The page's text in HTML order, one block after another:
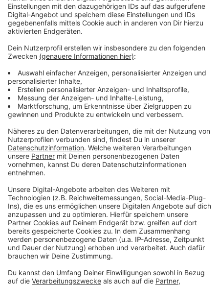
Anzeige
Vorstellen brauchen wir ihn euch nicht. Seit 2003
treibt Jürgen Bangert nun als "Elvis Eifel" seine Späße
am Telefon mit seinen Hörerinnen und Hörern im Radio.
Aber selbst seine 'Opfer' müssen am Ende mit lachen -
wenn auch nicht immer. Und weil ihr nicht genug von
ihm bekommen könnt, ist Elvis nun unter die Podcaster
gegangen. Somit steht euch Elvis rund um die Uhr zur
Verfügung. Hier bekommt Ihr außerdem den
"Directors-Cut" - die Original-Telefonate in längerer
Version. Elvis wird sich mit Kollegen und ehemaligen
"Opfern" über die Telefonate aus den letzten zwei
Jahrzehnten unterhalten. Wir erfahren auch, wie es ihm
dabei ergangen ist und wobei er selbst mal ins
Schleudern gekommen ist. Viel Spaß beim Zuhören und
bitte nicht erschrecken, wenn dabei das Telefon
klingelt. Es muss ja nicht unbedingt Elvis Eifel dran
sein.